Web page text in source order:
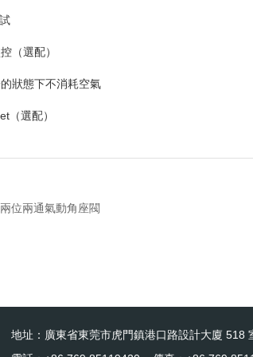
（選配）
狀態下不消耗空氣
（選配）
位兩通氣動角座閥
地址：廣東省東莞市虎門鎮港口路設計大廈 518